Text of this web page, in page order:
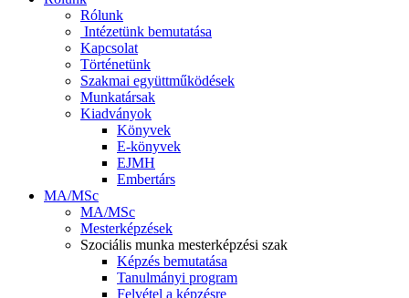
Rólunk
Intézetünk bemutatása
Kapcsolat
Történetünk
Szakmai együttműködések
Munkatársak
Kiadványok
Könyvek
E-könyvek
EJMH
Embertárs
MA/MSc
MA/MSc
Mesterképzések
Szociális munka mesterképzési szak
Képzés bemutatása
Tanulmányi program
Felvétel a képzésre